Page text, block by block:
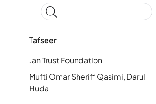
Tafseer
Jan Trust Foundation
Mufti Omar Sheriff Qasimi, Darul
Huda